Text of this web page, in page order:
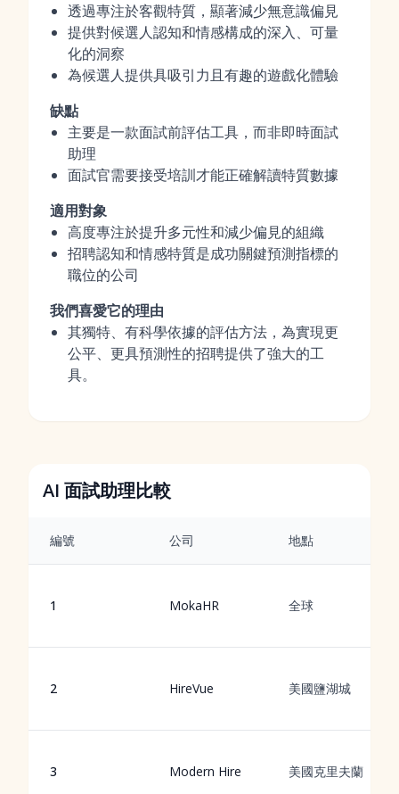
透過專注於客觀特質，顯著減少無意識偏見
提供對候選人認知和情感構成的深入、可量
化的洞察
為候選人提供具吸引力且有趣的遊戲化體驗
缺點
主要是一款面試前評估工具，而非即時面試
助理
面試官需要接受培訓才能正確解讀特質數據
適用對象
高度專注於提升多元性和減少偏見的組織
招聘認知和情感特質是成功關鍵預測指標的
職位的公司
我們喜愛它的理由
其獨特、有科學依據的評估方法，為實現更
公平、更具預測性的招聘提供了強大的工
具。
AI 面試助理比較
編號 公司 地點
1 MokaHR 全球
2 HireVue 美國鹽湖城
3 Modern Hire 美國克里夫蘭